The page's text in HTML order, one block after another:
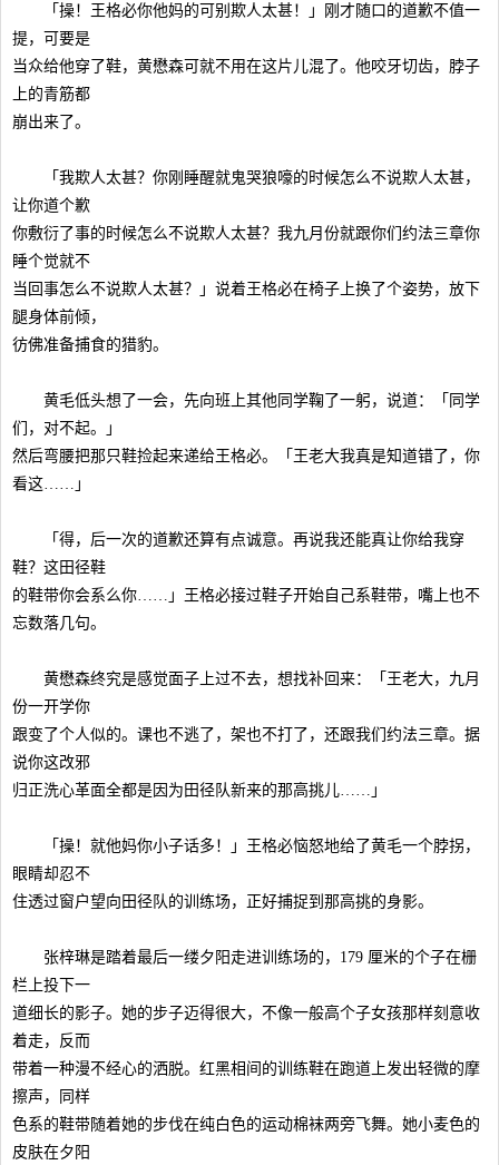
「操！王格必你他妈的可别欺人太甚！」刚才随口的道歉不值一
提，可要是
当众给他穿了鞋，黄懋森可就不用在这片儿混了。他咬牙切齿，脖子
上的青筋都
崩出来了。
「我欺人太甚？你刚睡醒就鬼哭狼嚎的时候怎么不说欺人太甚，
让你道个歉
你敷衍了事的时候怎么不说欺人太甚？我九月份就跟你们约法三章你
睡个觉就不
当回事怎么不说欺人太甚？」说着王格必在椅子上换了个姿势，放下
腿身体前倾，
彷佛准备捕食的猎豹。
黄毛低头想了一会，先向班上其他同学鞠了一躬，说道：「同学
们，对不起。」
然后弯腰把那只鞋捡起来递给王格必。「王老大我真是知道错了，你
看这……」
「得，后一次的道歉还算有点诚意。再说我还能真让你给我穿
鞋？这田径鞋
的鞋带你会系么你……」王格必接过鞋子开始自己系鞋带，嘴上也不
忘数落几句。
黄懋森终究是感觉面子上过不去，想找补回来：「王老大，九月
份一开学你
跟变了个人似的。课也不逃了，架也不打了，还跟我们约法三章。据
说你这改邪
归正洗心革面全都是因为田径队新来的那高挑儿……」
「操！就他妈你小子话多！」王格必恼怒地给了黄毛一个脖拐，
眼睛却忍不
住透过窗户望向田径队的训练场，正好捕捉到那高挑的身影。
张梓琳是踏着最后一缕夕阳走进训练场的，179 厘米的个子在栅
栏上投下一
道细长的影子。她的步子迈得很大，不像一般高个子女孩那样刻意收
着走，反而
带着一种漫不经心的洒脱。红黑相间的训练鞋在跑道上发出轻微的摩
擦声，同样
色系的鞋带随着她的步伐在纯白色的运动棉袜两旁飞舞。她小麦色的
皮肤在夕阳